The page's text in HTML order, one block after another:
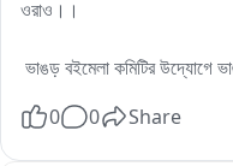
ਸਾਬਕਾ ਕੈਬਨਿਟ ਮੰਤਰੀ
ਉਨ੍ਹਾਂ ਦਾ ਕਹਿਣਾ ਹੈ ਕਿ
ওরাও।।
ভাঙড় বইমেলা কমিটির উদ্যোগে
0 0 Share